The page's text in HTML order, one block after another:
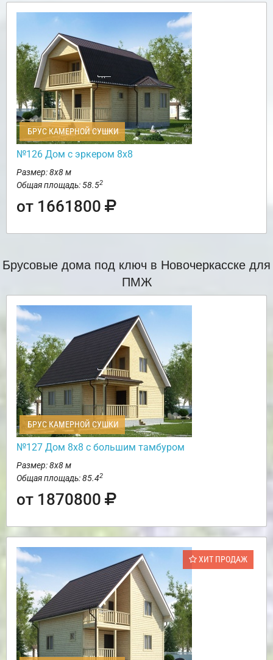
БРУС КАМЕРНОЙ СУШКИ
№126 Дом с эркером 8х8
Размер: 8х8 м
Общая площадь: 58.52
от 1661800
Брусовые дома под ключ в Новочеркасске для
ПМЖ
БРУС КАМЕРНОЙ СУШКИ
№127 Дом 8х8 с большим тамбуром
Размер: 8х8 м
Общая площадь: 85.42
от 1870800
ХИТ ПРОДАЖ